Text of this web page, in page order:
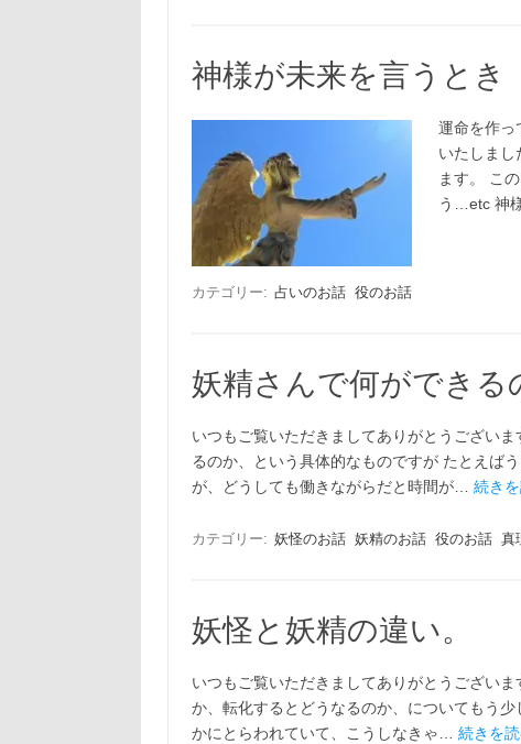
神様が未来を言うとき
運命を作っ
いたしまし
ます。 こ
う…etc 神
カテゴリー: 占いのお話 役のお話
妖精さんで何ができる
いつもご覧いただきましてありがとうござい
るのか、という具体的なものですが たとえば
が、どうしても働きながらだと時間が… 続き
カテゴリー: 妖怪のお話 妖精のお話 役のお話 真
妖怪と妖精の違い。
いつもご覧いただきましてありがとうござい
か、転化するとどうなるのか、についてもう
かにとらわれていて、こうしなきゃ… 続きを